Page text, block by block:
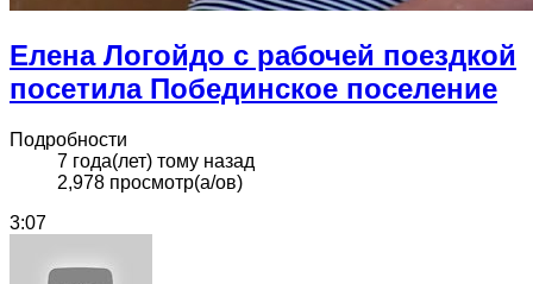
Елена Логойдо с рабочей поездкой
посетила Побединское поселение
Подробности
7 года(лет) тому назад
2,978 просмотр(а/ов)
3:07